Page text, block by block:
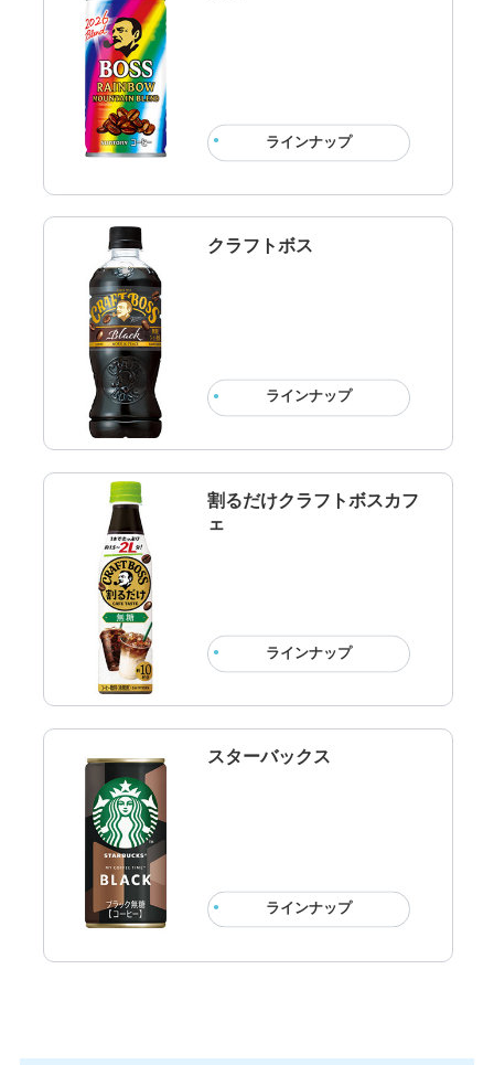
ラインナップ
クラフトボス
ラインナップ
割るだけクラフトボスカフ
ェ
ラインナップ
スターバックス
ラインナップ